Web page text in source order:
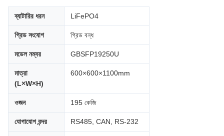
ব্যাটারির ধরন LiFePO4
গ্রিড সংযোগ গ্রিড বন্ধ
মডেল নম্বর GBSFP19250U
মাত্রা
(L×W×H)
600×600×1100mm
ওজন 195 কেজি
যোগাযোগ বন্দর RS485, CAN, RS-232